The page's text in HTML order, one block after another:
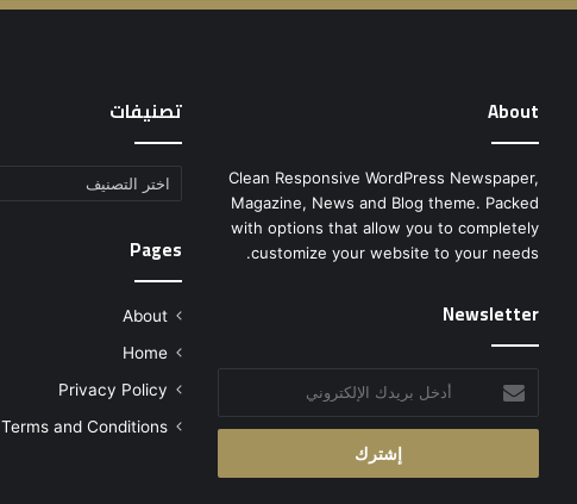
About
Clean Responsive WordPress Newspaper,
Magazine, News and Blog theme. Packed
with options that allow you to completely
customize your website to your needs.
Newsletter
بريدك
الإلكتروني
تصنيفات
تصنيفات
Pages
About
Home
Privacy Policy
Terms and Conditions